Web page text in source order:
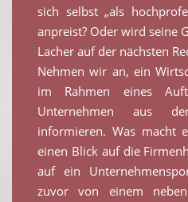
sich selbst „als
anpreist? Oder wird seine
Lacher auf der nächsten
Nehmen wir an, ein
im Rahmen eines
Unternehmen aus der
informieren. Was macht
einen Blick auf die
auf ein
zuvor von einem